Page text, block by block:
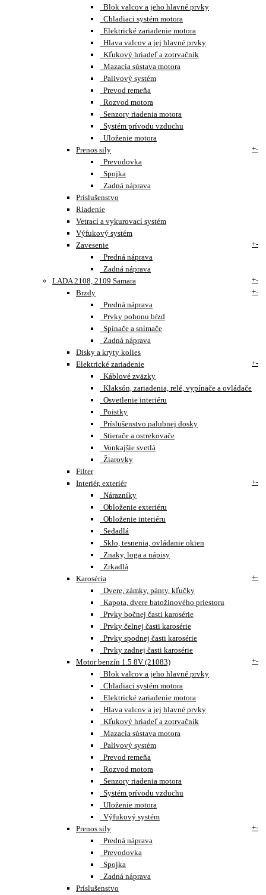
Blok valcov a jeho hlavné prvky
Chladiaci systém motora
Elektrické zariadenie motora
Hlava valcov a jej hlavné prvky
Kľukový hriadeľ a zotrvačník
Mazacia sústava motora
Palivový systém
Prevod remeňa
Rozvod motora
Senzory riadenia motora
Systém prívodu vzduchu
Uloženie motora
Prenos sily
+-
Prevodovka
Spojka
Zadná náprava
Príslušenstvo
Riadenie
Vetrací a vykurovací systém
Výfukový systém
Zavesenie
+-
Predná náprava
Zadná náprava
LADA 2108, 2109 Samara
+-
Brzdy
+-
Predná náprava
Prvky pohonu bŕzd
Spínače a snímače
Zadná náprava
Disky a kryty kolies
Elektrické zariadenie
+-
Káblové zväzky
Klaksón, zariadenia, relé, vypínače a ovládače
Osvetlenie interiéru
Poistky
Príslušenstvo palubnej dosky
Stierače a ostrekovače
Vonkajšie svetlá
Žiarovky
Filter
Interiér, exteriér
+-
Nárazníky
Obloženie exteriéru
Obloženie interiéru
Sedadlá
Sklo, tesnenia, ovládanie okien
Znaky, loga a nápisy
Zrkadlá
Karoséria
+-
Dvere, zámky, pánty, kľučky
Kapota, dvere batožinového priestoru
Prvky bočnej časti karosérie
Prvky čelnej časti karosérie
Prvky spodnej časti karosérie
Prvky zadnej časti karosérie
Motor benzín 1.5 8V (21083)
+-
Blok valcov a jeho hlavné prvky
Chladiaci systém motora
Elektrické zariadenie motora
Hlava valcov a jej hlavné prvky
Kľukový hriadeľ a zotrvačník
Mazacia sústava motora
Palivový systém
Prevod remeňa
Rozvod motora
Senzory riadenia motora
Systém prívodu vzduchu
Uloženie motora
Výfukový systém
Prenos sily
+-
Predná náprava
Prevodovka
Spojka
Zadná náprava
Príslušenstvo